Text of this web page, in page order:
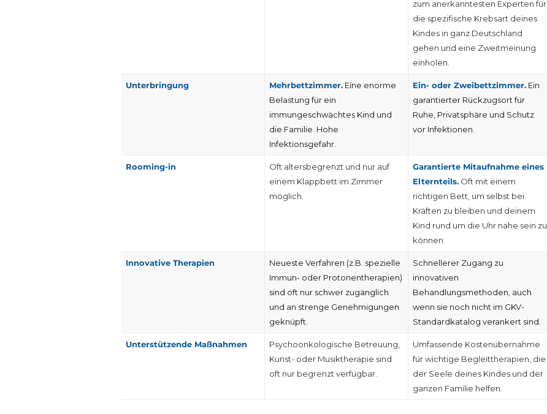
zum anerkanntesten Experten für
die spezifische Krebsart deines
Kindes in ganz Deutschland
gehen und eine Zweitmeinung
einholen.
Unterbringung Mehrbettzimmer.Eine enorme
Belastung für ein
immungeschwächtes Kind und
die Familie. Hohe
Infektionsgefahr.
Ein- oder Zweibettzimmer.Ein
garantierter Rückzugsort für
Ruhe, Privatsphäre und Schutz
vor Infektionen.
Rooming-in
Oft altersbegrenzt und nur auf
einem Klappbett im Zimmer
möglich.
Garantierte Mitaufnahme eines
Elternteils.Oft mit einem
richtigen Bett, um selbst bei
Kräften zu bleiben und deinem
Kind rund um die Uhr nahe sein zu
können.
Innovative Therapien
Neueste Verfahren (z.B. spezielle
Immun- oder Protonentherapien)
sind oft nur schwer zugänglich
und an strenge Genehmigungen
geknüpft.
Schnellerer Zugang zu
innovativen
Behandlungsmethoden, auch
wenn sie noch nicht im GKV-
Standardkatalog verankert sind.
Unterstützende Maßnahmen
Psychoonkologische Betreuung,
Kunst- oder Musiktherapie sind
oft nur begrenzt verfügbar.
Umfassende Kostenübernahme
für wichtige Begleittherapien, die
der Seele deines Kindes und der
ganzen Familie helfen.